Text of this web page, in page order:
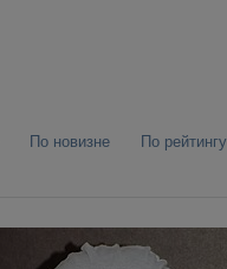
По новизне По рейтингу